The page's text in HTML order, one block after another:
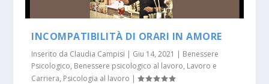
INCOMPATIBILITÀ DI ORARI IN AMORE
Inserito da Claudia Campisi | Giu 14, 2021 | Benessere
Psicologico, Benessere psicologico al lavoro, Lavoro e
Carriera, Psicologia al lavoro |